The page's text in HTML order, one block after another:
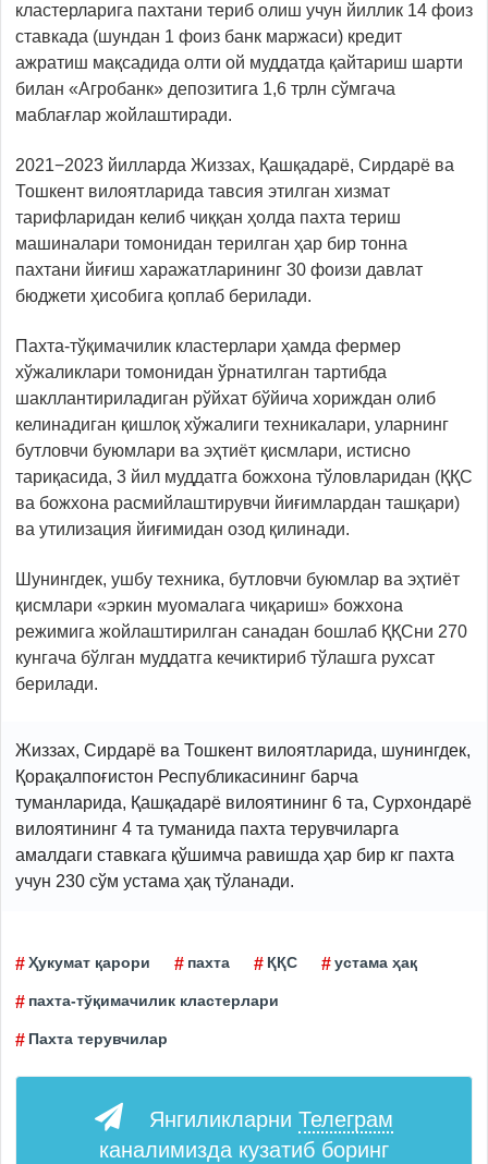
кластерларига пахтани териб олиш учун йиллик 14 фоиз
ставкада (шундан 1 фоиз банк маржаси) кредит
ажратиш мақсадида олти ой муддатда қайтариш шарти
билан «Агробанк» депозитига 1,6 трлн сўмгача
маблағлар жойлаштиради.
2021−2023 йилларда Жиззах, Қашқадарё, Сирдарё ва
Тошкент вилоятларида тавсия этилган хизмат
тарифларидан келиб чиққан ҳолда пахта териш
машиналари томонидан терилган ҳар бир тонна
пахтани йиғиш харажатларининг 30 фоизи давлат
бюджети ҳисобига қоплаб берилади.
Пахта-тўқимачилик кластерлари ҳамда фермер
хўжаликлари томонидан ўрнатилган тартибда
шакллантириладиган рўйхат бўйича хориждан олиб
келинадиган қишлоқ хўжалиги техникалари, уларнинг
бутловчи буюмлари ва эҳтиёт қисмлари, истисно
тариқасида, 3 йил муддатга божхона тўловларидан (ҚҚС
ва божхона расмийлаштирувчи йиғимлардан ташқари)
ва утилизация йиғимидан озод қилинади.
Шунингдек, ушбу техника, бутловчи буюмлар ва эҳтиёт
қисмлари «эркин муомалага чиқариш» божхона
режимига жойлаштирилган санадан бошлаб ҚҚСни 270
кунгача бўлган муддатга кечиктириб тўлашга рухсат
берилади.
Жиззах, Сирдарё ва Тошкент вилоятларида, шунингдек,
Қорақалпоғистон Республикасининг барча
туманларида, Қашқадарё вилоятининг 6 та, Сурхондарё
вилоятининг 4 та туманида пахта терувчиларга
амалдаги ставкага қўшимча равишда ҳар бир кг пахта
учун 230 сўм устама ҳақ тўланади.
Ҳукумат қарори пахта ҚҚС устама ҳақ
пахта-тўқимачилик кластерлари
Пахта терувчилар
Янгиликларни Телеграм
каналимизда кузатиб боринг